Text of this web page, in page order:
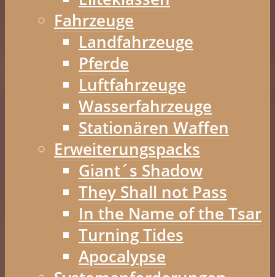
Fahrzeuge
Landfahrzeuge
Pferde
Luftfahrzeuge
Wasserfahrzeuge
Stationären Waffen
Erweiterungspacks
Giant´s Shadow
They Shall not Pass
In the Name of the Tsar
Turning Tides
Apocalypse